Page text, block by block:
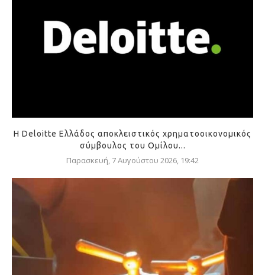
Η Deloitte Ελλάδος αποκλειστικός χρηματοοικονομικός
σύμβουλος του Ομίλου...
Παρασκευή, 7 Αυγούστου 2026, 19:42